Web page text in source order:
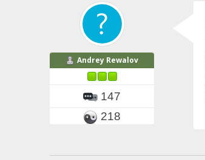
Andrey Rewalov
147
218